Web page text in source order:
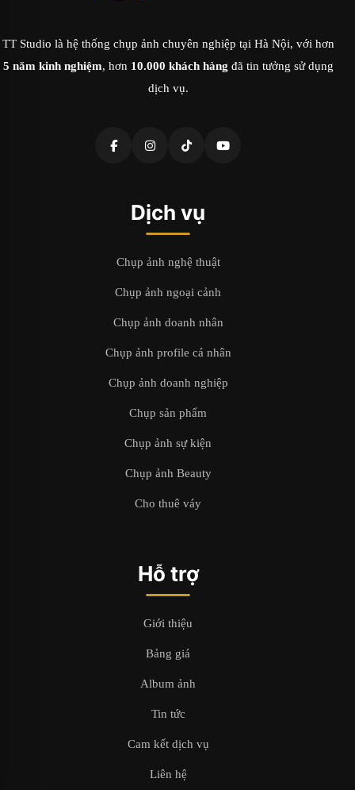
TT Studio là hệ thống chụp ảnh chuyên nghiệp tại Hà Nội, với hơn
5 năm kinh nghiệm, hơn 10.000 khách hàng đã tin tưởng sử dụng
dịch vụ.
Dịch vụ
Chụp ảnh nghệ thuật
Chụp ảnh ngoại cảnh
Chụp ảnh doanh nhân
Chụp ảnh profile cá nhân
Chụp ảnh doanh nghiệp
Chụp sản phẩm
Chụp ảnh sự kiện
Chụp ảnh Beauty
Cho thuê váy
Hỗ trợ
Giới thiệu
Bảng giá
Album ảnh
Tin tức
Cam kết dịch vụ
Liên hệ